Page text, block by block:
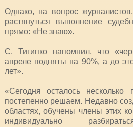
Однако, на вопрос
растянуться выполнение
прямо: «Не знаю».
С. Тигипко напомнил, что
апреле подняты на 90%, а до
лет».
«Сегодня осталось
постепенно решаем. Недавно
областях, обучены члены этих
индивидуально